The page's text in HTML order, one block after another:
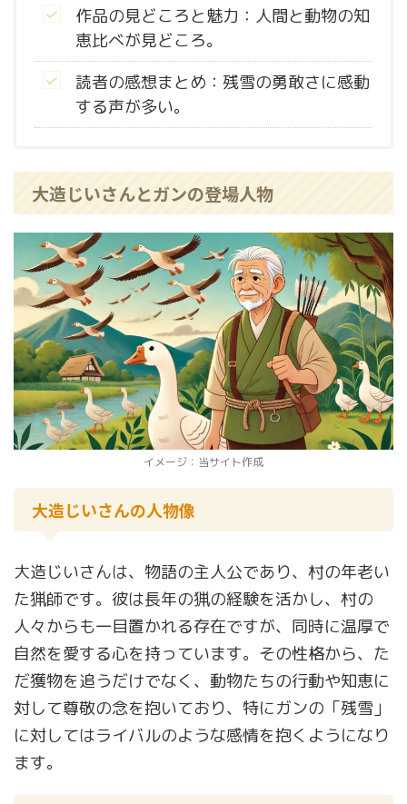
作品の見どころと魅力：人間と動物の知
恵比べが見どころ。
読者の感想まとめ：残雪の勇敢さに感動
する声が多い。
大造じいさんとガンの登場人物
イメージ：当サイト作成
大造じいさんの人物像
大造じいさんは、物語の主人公であり、村の年老い
た猟師です。彼は長年の猟の経験を活かし、村の
人々からも一目置かれる存在ですが、同時に温厚で
自然を愛する心を持っています。その性格から、た
だ獲物を追うだけでなく、動物たちの行動や知恵に
対して尊敬の念を抱いており、特にガンの「残雪」
に対してはライバルのような感情を抱くようになり
ます。